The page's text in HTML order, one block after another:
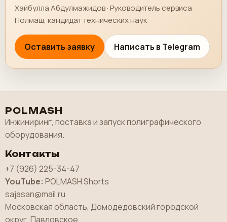
Хайбулла Абдулмажидов · Руководитель сервиса
Полмаш, кандидат технических наук
Оставить заявку Написать в Telegram
POLMASH
Инжиниринг, поставка и запуск полиграфического
оборудования.
Контакты
+7 (926) 225-34-47
YouTube: POLMASH Shorts
sajasan@mail.ru
Московская область, Домодедовский городской
округ, Павловское